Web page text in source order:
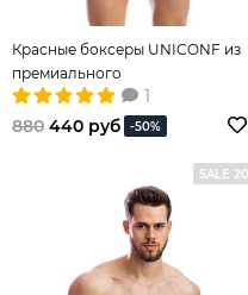
Красные боксеры UNICONF из
премиального
гипоаллергенного хлопка с
добавлением эластана
1
880 440 руб -50%
SALE 20